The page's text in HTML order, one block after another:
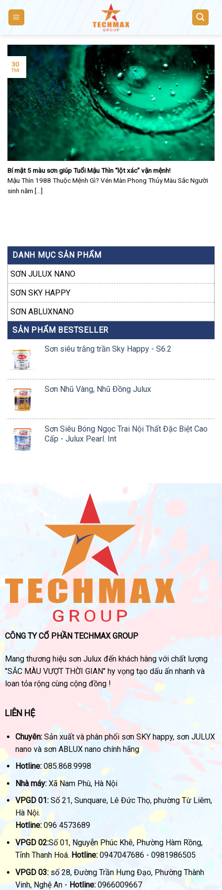
Bí mật 5 màu sơn giúp Tuổi Mậu Thìn “lột xác” vận mệnh!
Mậu Thìn 1988 Thuộc Mệnh Gì? Vén Màn Phong Thủy Màu Sắc Người
sinh năm [...]
30
Th9
DANH MỤC SẢN PHẨM
SƠN JULUX NANO
SƠN SKY HAPPY
SƠN ABLUXNANO
SẢN PHẨM BESTSELLER
Sơn siêu trắng trần Sky Happy - S6.2
Sơn Nhũ Vàng, Nhũ Đồng Julux
Sơn Siêu Bóng Ngọc Trai Nội Thất Đặc Biệt Cao
Cấp - Julux Pearl. Int
CÔNG TY CỔ PHẦN TECHMAX GROUP
Mang thương hiệu sơn Julux đến khách hàng với chất lượng
"SẮC MÀU VƯỢT THỜI GIAN" hy vọng tạo dấu ấn nhanh và
loan tỏa rộng cùng cộng đồng !
LIÊN HỆ
Chuyên:Sản xuất và phân phối sơn SKY happy, sơn JULUX
nano và sơn ABLUX nano chính hãng
Hotline:085.868.9998
Nhà máy:Xã Nam Phù, Hà Nội
VPGD 01:Số 21, Sunquare, Lê Đức Thọ, phường Từ Liêm,
Hà Nội.
Hotline:096 4573689
VPGD 02:Số 01, Nguyễn Phúc Khê, Phường Hàm Rồng,
Tỉnh Thanh Hoá.Hotline:0947047686 - 0981986505
VPGD 03:số 28, Đường Trần Hưng Đạo, Phường Thành
Vinh, Nghệ An - Hotline:0966009667